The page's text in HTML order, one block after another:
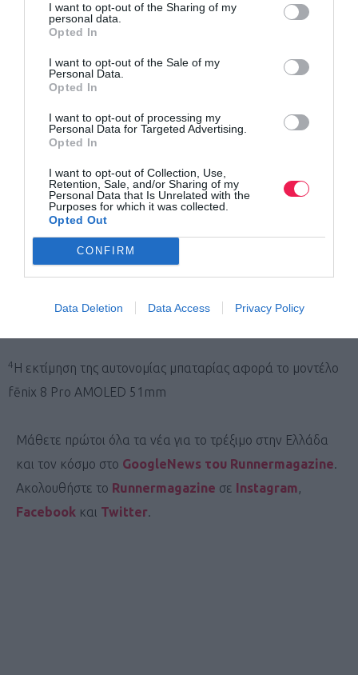
I want to opt-out of the Sharing of my
personal data.
Opted In
I want to opt-out of the Sale of my
Personal Data.
Opted In
I want to opt-out of processing my
Personal Data for Targeted Advertising.
Opted In
I want to opt-out of Collection, Use,
Retention, Sale, and/or Sharing of my
Personal Data that Is Unrelated with the
Purposes for which it was collected.
Opted Out
CONFIRM
Data Deletion Data Access Privacy Policy
με τον κανονισμό της Ευρωπαϊκής Ένωσης EU Medical
Device Regulation (MDR) (EU) 2017/745. Η εφαρμογή ECG
είναι ικανή να καταγράφει ένα ηλεκτροκαρδιογράφημα
παρόμοιο με ένα Lead I ECG και να εντοπίζει την παρουσία
κολπικής μαρμαρυγής ή ενός φυσιολογικού φλεβοκομβικού
ρυθμού. Η εφαρμογή ECG προορίζεται μόνο για ενήλικες
χρήσης. Η εφαρμογή ECG δεν είναι διαθέσιμη σε όλες τις
περιοχές και είναι μόνο διαθέσιμη για επιλεγμένα
εφαρμογής για smartphone Garmin Connect και την πιο
πρόσφατη έκδοση λογισμικού του ρολογιού. Δείτε
Garmin.com/ECG για διαθεσιμότητα και πλήρεις οδηγίες
4 Η εκτίμηση της αυτονομίας μπαταρίας αφορά το μοντέλο
fēnix 8 Pro AMOLED 51mm
Μάθετε πρώτοι όλα τα νέα για το τρέξιμο στην Ελλάδα
και τον κόσμο στο GoogleNews του Runnermagazine.
Ακολουθήστε το Runnermagazine σε Instagram,
Facebook και Twitter.